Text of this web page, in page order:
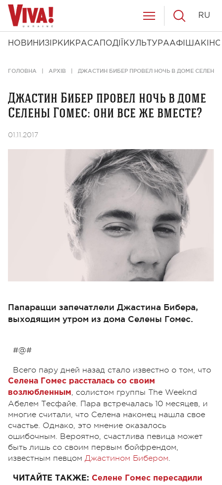
НОВИНИ ЗІРКИ КРАСА ПОДІЇ КУЛЬТУРААФІША КІНО
RU
ГОЛОВНА АРХІВ ДЖАСТИН БИБЕР ПРОВЕЛ НОЧЬ В ДОМЕ СЕЛЕНЫ
Джастин Бибер провел ночь в доме
Селены Гомес: они все же вместе?
01.11.2017
Папарацци запечатлели Джастина Бибера,
выходящим утром из дома Селены Гомес.
#@#
Всего пару дней назад стало известно о том, что
Селена Гомес рассталась со своим
возлюбленным, солистом группы The Weeknd
Абелем Тесфайе. Пара встречалась 10 месяцев, и
многие считали, что Селена наконец нашла свое
счастье. Однако, это мнение оказалось
ошибочным. Вероятно, счастлива певица может
быть лишь со своим первым бойфрендом,
известным певцом Джастином Бибером.
ЧИТАЙТЕ ТАКЖЕ: Селене Гомес пересадили